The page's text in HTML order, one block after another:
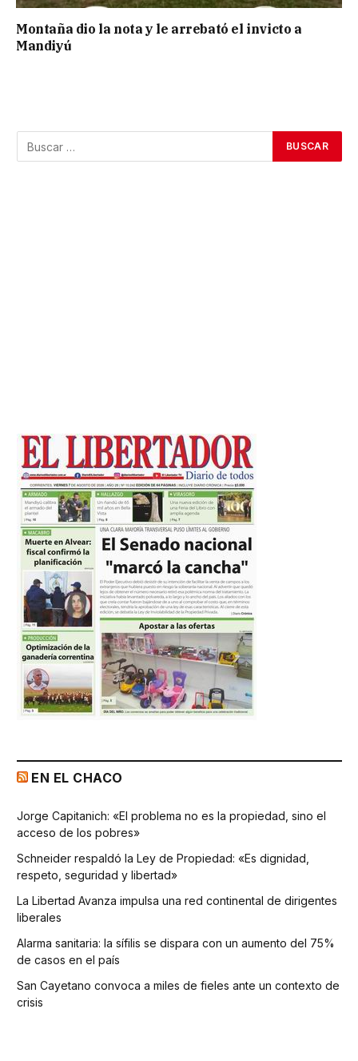
Montaña dio la nota y le arrebató el invicto a
Mandiyú
EN EL CHACO
Jorge Capitanich: «El problema no es la propiedad, sino el
acceso de los pobres»
Schneider respaldó la Ley de Propiedad: «Es dignidad,
respeto, seguridad y libertad»
La Libertad Avanza impulsa una red continental de dirigentes
liberales
Alarma sanitaria: la sífilis se dispara con un aumento del 75%
de casos en el país
San Cayetano convoca a miles de fieles ante un contexto de
crisis